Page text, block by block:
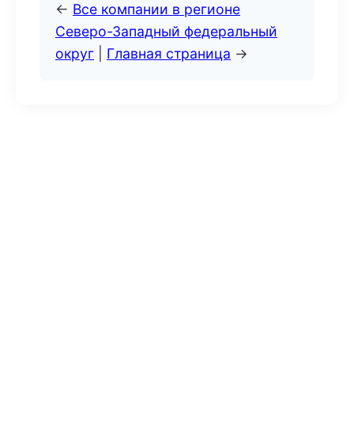
← Все компании в регионе
Северо-Западный федеральный
округ
Главная страница →